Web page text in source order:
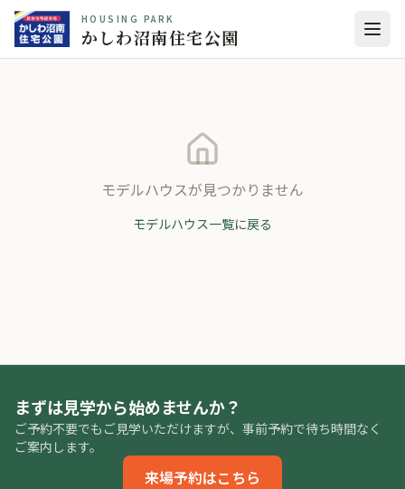
HOUSING PARK
かしわ沼南住宅公園
モデルハウスが見つかりません
モデルハウス一覧に戻る
まずは見学から始めませんか？
ご予約不要でもご見学いただけますが、事前予約で待ち時間なく
ご案内します。
来場予約はこちら